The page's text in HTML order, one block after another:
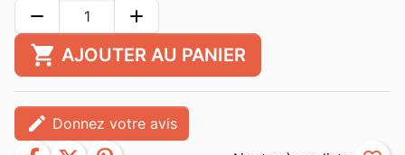
remove add
shopping_cart AJOUTER AU PANIER
edit Donnez votre avis